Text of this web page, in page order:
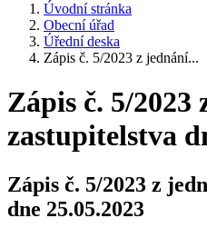
Úvodní stránka
Obecní úřad
Úřední deska
Zápis č. 5/2023 z jednání...
Zápis č. 5/2023
zastupitelstva
Zápis č. 5/2023 z
dne 25.05.2023